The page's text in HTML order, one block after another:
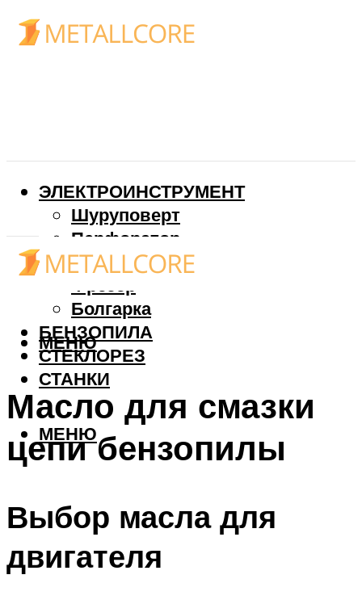
ЭЛЕКТРОИНСТРУМЕНТ
Шуруповерт
Перфоратор
Дрель
Фрезер
Болгарка
БЕНЗОПИЛА
СТЕКЛОРЕЗ
СТАНКИ
МЕНЮ
МЕНЮ
Масло для смазки
цепи бензопилы
Выбор масла для
двигателя